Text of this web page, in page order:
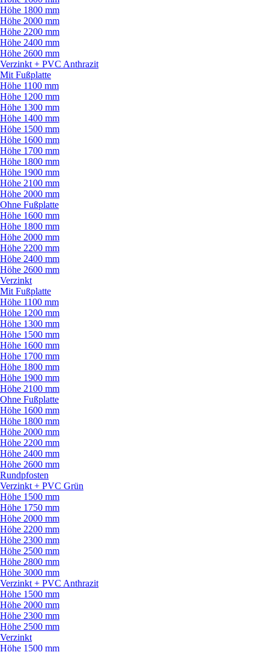
Höhe 1800 mm
Höhe 2000 mm
Höhe 2200 mm
Höhe 2400 mm
Höhe 2600 mm
Verzinkt + PVC Anthrazit
Mit Fußplatte
Höhe 1100 mm
Höhe 1200 mm
Höhe 1300 mm
Höhe 1400 mm
Höhe 1500 mm
Höhe 1600 mm
Höhe 1700 mm
Höhe 1800 mm
Höhe 1900 mm
Höhe 2100 mm
Höhe 2000 mm
Ohne Fußplatte
Höhe 1600 mm
Höhe 1800 mm
Höhe 2000 mm
Höhe 2200 mm
Höhe 2400 mm
Höhe 2600 mm
Verzinkt
Mit Fußplatte
Höhe 1100 mm
Höhe 1200 mm
Höhe 1300 mm
Höhe 1500 mm
Höhe 1600 mm
Höhe 1700 mm
Höhe 1800 mm
Höhe 1900 mm
Höhe 2100 mm
Ohne Fußplatte
Höhe 1600 mm
Höhe 1800 mm
Höhe 2000 mm
Höhe 2200 mm
Höhe 2400 mm
Höhe 2600 mm
Rundpfosten
Verzinkt + PVC Grün
Höhe 1500 mm
Höhe 1750 mm
Höhe 2000 mm
Höhe 2200 mm
Höhe 2300 mm
Höhe 2500 mm
Höhe 2800 mm
Höhe 3000 mm
Verzinkt + PVC Anthrazit
Höhe 1500 mm
Höhe 2000 mm
Höhe 2300 mm
Höhe 2500 mm
Verzinkt
Höhe 1500 mm